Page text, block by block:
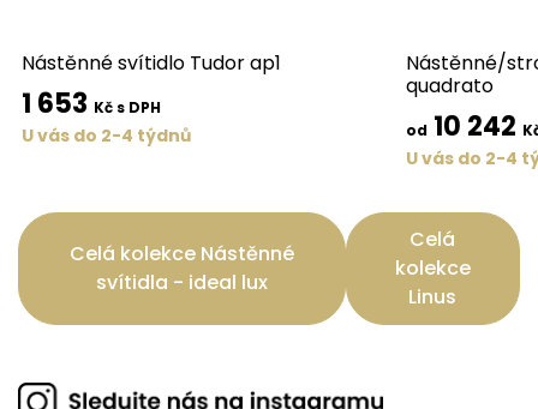
Nástěnné svítidlo Tudor ap1
1 653 Kč s DPH
U vás do 2-4 týdnů
Nástěnné/
quadrato
od 10 242
U vás do 2-4
Celá kolekce Nástěnné
svítidla - ideal lux
Celá
kolekce
Linus